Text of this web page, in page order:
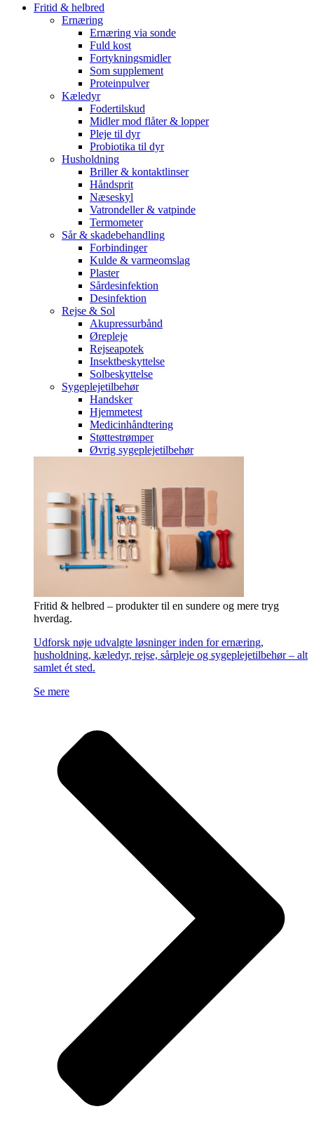
Fritid & helbred
Ernæring
Ernæring via sonde
Fuld kost
Fortykningsmidler
Som supplement
Proteinpulver
Kæledyr
Fodertilskud
Midler mod flåter & lopper
Pleje til dyr
Probiotika til dyr
Husholdning
Briller & kontaktlinser
Håndsprit
Næseskyl
Vatrondeller & vatpinde
Termometer
Sår & skadebehandling
Forbindinger
Kulde & varmeomslag
Plaster
Sårdesinfektion
Desinfektion
Rejse & Sol
Akupressurbånd
Ørepleje
Rejseapotek
Insektbeskyttelse
Solbeskyttelse
Sygeplejetilbehør
Handsker
Hjemmetest
Medicinhåndtering
Støttestrømper
Øvrig sygeplejetilbehør
Fritid & helbred – produkter til en sundere og mere tryg
hverdag.
Udforsk nøje udvalgte løsninger inden for ernæring,
husholdning, kæledyr, rejse, sårpleje og sygeplejetilbehør – alt
samlet ét sted.
Se mere